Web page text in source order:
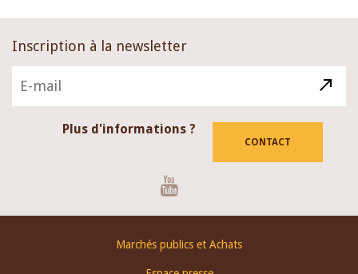
Inscription à la newsletter
Plus d'informations ?
CONTACT
Marchés publics et Achats